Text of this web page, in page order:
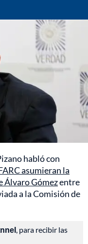
habló con
asumieran la
Álvaro Gómezentre
a la Comisión de
, para recibir las